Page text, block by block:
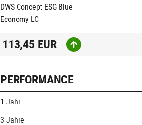
DWS Concept ESG Blue
Economy LC
113,45 EUR
PERFORMANCE
1 Jahr
3 Jahre